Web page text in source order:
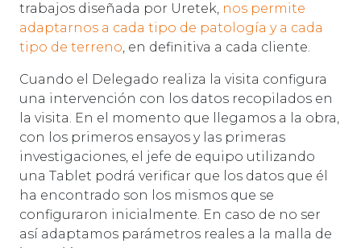
trabajos diseñada por Uretek, nos permite
adaptarnos a cada tipo de patología y a cada
tipo de terreno, en definitiva a cada cliente.
Cuando el Delegado realiza la visita configura
una intervención con los datos recopilados en
la visita. En el momento que llegamos a la obra,
con los primeros ensayos y las primeras
investigaciones, el jefe de equipo utilizando
una Tablet podrá verificar que los datos que él
ha encontrado son los mismos que se
configuraron inicialmente. En caso de no ser
así adaptamos parámetros reales a la malla de